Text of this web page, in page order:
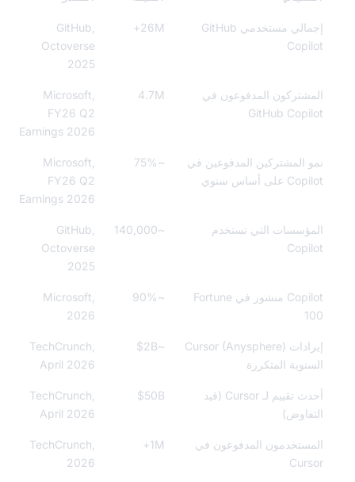
إجمالي مستخدمي GitHub
26M+
GitHub,
Octoverse
المدفوعون في
GitHub
4.7M
Microsoft,
FY26 Q2
Earnings 2026
المشتركين المدفوعين في
~75%
Microsoft,
FY26 Q2
Earnings 2026
التي تستخدم
GitHub,
Octoverse
Copilot منشور في Fortune
~90%
Microsoft,
إيرادات Cursor (Anysphere)
المتكررة
~$2B
TechCrunch,
April 2026
أحدث تقييم لـ Cursor (قيد
$50B
TechCrunch,
April 2026
المدفوعون في
1M+
TechCrunch,